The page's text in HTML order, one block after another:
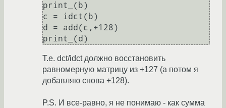
print_(b)
c = idct(b)
d = add(c,+128)
print_(d)
Т.е. dct/idct должно восстановить
равномерную матрицу из +127 (а потом я
добавляю снова +128).
P.S. И все-равно, я не понимаю - как сумма